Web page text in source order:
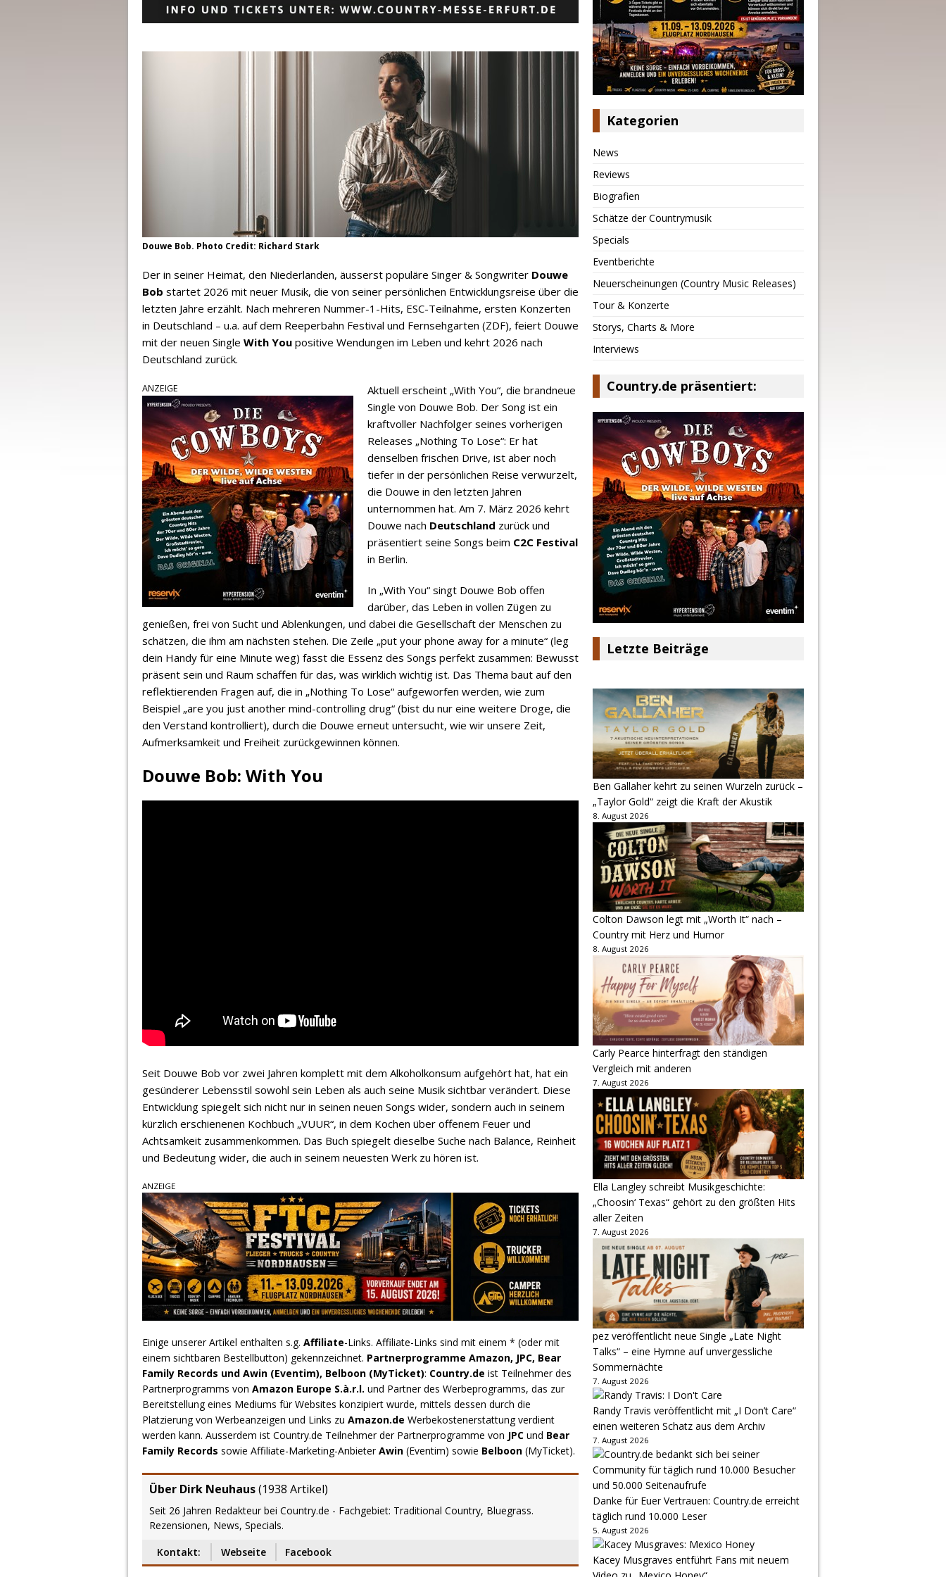
Douwe Bob. Photo Credit: Richard Stark
Der in seiner Heimat, den Niederlanden, äusserst populäre Singer & Songwriter Douwe
Bob startet 2026 mit neuer Musik, die von seiner persönlichen Entwicklungsreise über die
letzten Jahre erzählt. Nach mehreren Nummer-1-Hits, ESC-Teilnahme, ersten Konzerten
in Deutschland – u.a. auf dem Reeperbahn Festival und Fernsehgarten (ZDF), feiert Douwe
mit der neuen Single With You positive Wendungen im Leben und kehrt 2026 nach
Deutschland zurück.
ANZEIGE
Aktuell erscheint „With You“, die brandneue
Single von Douwe Bob. Der Song ist ein
kraftvoller Nachfolger seines vorherigen
Releases „Nothing To Lose“: Er hat
denselben frischen Drive, ist aber noch
tiefer in der persönlichen Reise verwurzelt,
die Douwe in den letzten Jahren
unternommen hat. Am 7. März 2026 kehrt
Douwe nach Deutschland zurück und
präsentiert seine Songs beim C2C Festival
in Berlin.
In „With You“ singt Douwe Bob offen
darüber, das Leben in vollen Zügen zu
genießen, frei von Sucht und Ablenkungen, und dabei die Gesellschaft der Menschen zu
schätzen, die ihm am nächsten stehen. Die Zeile „put your phone away for a minute“ (leg
dein Handy für eine Minute weg) fasst die Essenz des Songs perfekt zusammen: Bewusst
präsent sein und Raum schaffen für das, was wirklich wichtig ist. Das Thema baut auf den
reflektierenden Fragen auf, die in „Nothing To Lose“ aufgeworfen werden, wie zum
Beispiel „are you just another mind-controlling drug“ (bist du nur eine weitere Droge, die
den Verstand kontrolliert), durch die Douwe erneut untersucht, wie wir unsere Zeit,
Aufmerksamkeit und Freiheit zurückgewinnen können.
Douwe Bob: With You
Seit Douwe Bob vor zwei Jahren komplett mit dem Alkoholkonsum aufgehört hat, hat ein
gesünderer Lebensstil sowohl sein Leben als auch seine Musik sichtbar verändert. Diese
Entwicklung spiegelt sich nicht nur in seinen neuen Songs wider, sondern auch in seinem
kürzlich erschienenen Kochbuch „VUUR“, in dem Kochen über offenem Feuer und
Achtsamkeit zusammenkommen. Das Buch spiegelt dieselbe Suche nach Balance, Reinheit
und Bedeutung wider, die auch in seinem neuesten Werk zu hören ist.
ANZEIGE
Einige unserer Artikel enthalten s.g. Affiliate-Links. Affiliate-Links sind mit einem * (oder mit
einem sichtbaren Bestellbutton) gekennzeichnet. Partnerprogramme Amazon, JPC, Bear
Family Records und Awin (Eventim), Belboon (MyTicket): Country.de ist Teilnehmer des
Partnerprogramms von Amazon Europe S.à.r.l. und Partner des Werbeprogramms, das zur
Bereitstellung eines Mediums für Websites konzipiert wurde, mittels dessen durch die
Platzierung von Werbeanzeigen und Links zu Amazon.de Werbekostenerstattung verdient
werden kann. Ausserdem ist Country.de Teilnehmer der Partnerprogramme von JPC und Bear
Family Records sowie Affiliate-Marketing-AnbieterAwin (Eventim) sowie Belboon (MyTicket).
Über Dirk Neuhaus(1938 Artikel)
Seit 26 Jahren Redakteur bei Country.de - Fachgebiet: Traditional Country, Bluegrass.
Rezensionen, News, Specials.
Kontakt:
Webseite Facebook
Kategorien
News
Reviews
Biografien
Schätze der Countrymusik
Specials
Eventberichte
Neuerscheinungen (Country Music Releases)
Tour & Konzerte
Storys, Charts & More
Interviews
Country.de präsentiert:
Letzte Beiträge
Ben Gallaher kehrt zu seinen Wurzeln zurück –
„Taylor Gold“ zeigt die Kraft der Akustik
8. August 2026
Colton Dawson legt mit „Worth It“ nach –
Country mit Herz und Humor
8. August 2026
Carly Pearce hinterfragt den ständigen
Vergleich mit anderen
7. August 2026
Ella Langley schreibt Musikgeschichte:
„Choosin‘ Texas“ gehört zu den größten Hits
aller Zeiten
7. August 2026
pez veröffentlicht neue Single „Late Night
Talks“ – eine Hymne auf unvergessliche
Sommernächte
7. August 2026
Randy Travis veröffentlicht mit „I Don’t Care“
einen weiteren Schatz aus dem Archiv
7. August 2026
Danke für Euer Vertrauen: Country.de erreicht
täglich rund 10.000 Leser
5. August 2026
Kacey Musgraves entführt Fans mit neuem